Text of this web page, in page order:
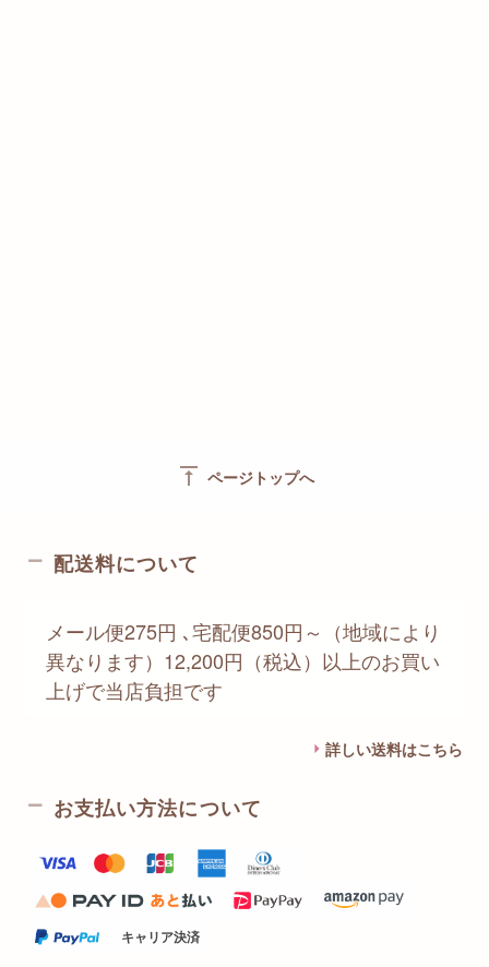
vertical_align_top ページトップへ
配送料について
メール便275円 ､宅配便850円～（地域により
異なります）12,200円（税込）以上のお買い
上げで当店負担です
詳しい送料はこちら
お支払い方法について
キャリア決済